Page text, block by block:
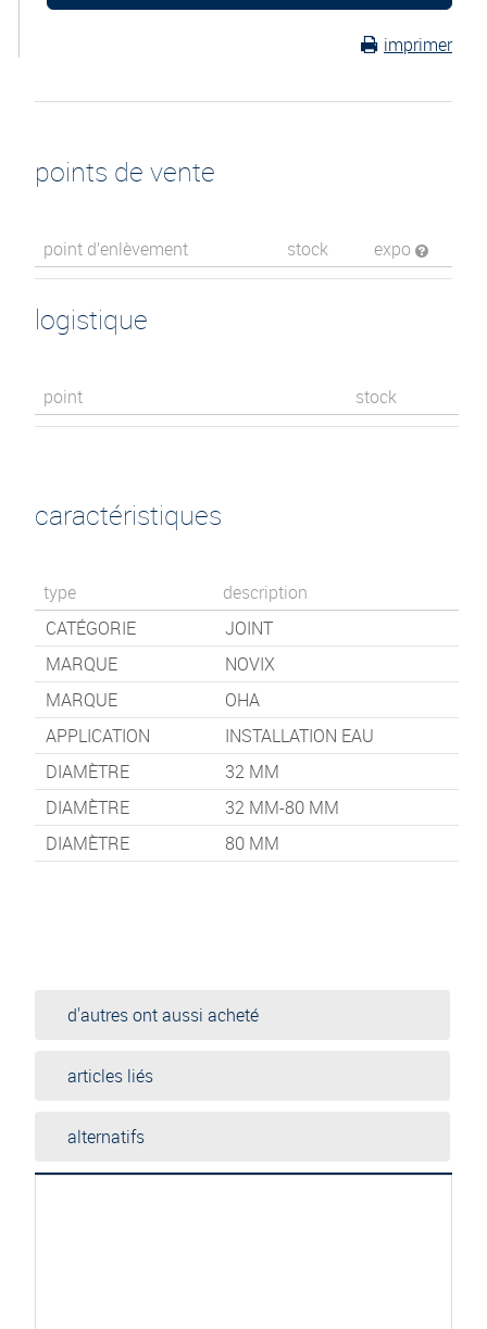
imprimer
points de vente
point d’enlèvement stock expo
logistique
point stock
caractéristiques
type
description
CATÉGORIE
JOINT
MARQUE
NOVIX
MARQUE
OHA
APPLICATION
INSTALLATION EAU
DIAMÈTRE
32 MM
DIAMÈTRE
32 MM-80 MM
DIAMÈTRE
80 MM
d'autres ont aussi acheté
articles liés
alternatifs